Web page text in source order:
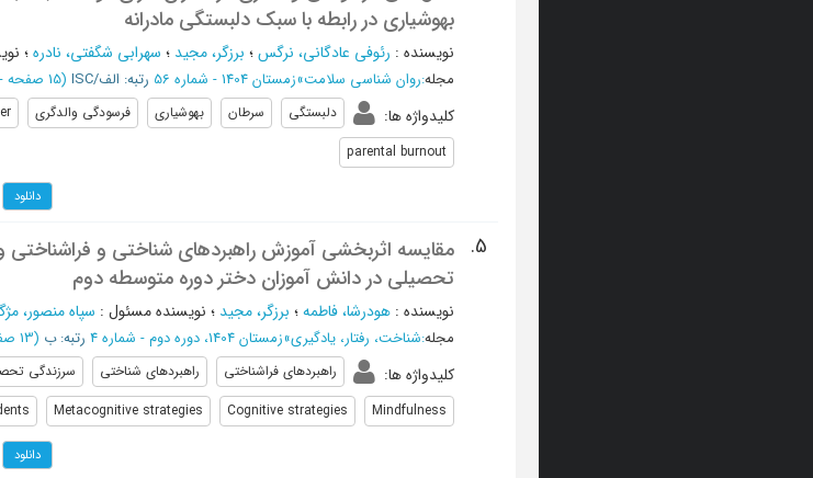
بهوشیاری در رابطه با سبک دلبستگی مادرانه
نویسنده : رئوفی عادگانی، نرگس؛ برزگر، مجید ؛ سهرابی شگفتی، نادره؛
مجله:روان شناسی سلامت»زمستان 1404 - شماره 56 رتبه: الف/ISC (‎15 صفحه -
کلیدواژه ها: دلبستگی سرطان بهوشیاری فرسودگی والدگری
parental burnout
دانلود
5.
مقایسه اثربخشی آموزش راهبردهای شناختی و
تحصیلی در دانش آموزان دختر دوره متوسطه دوم
نویسنده : هودرشا، فاطمه؛ برزگر، مجید ؛ نویسنده مسئول : سپاه منصور،
مجله:شناخت، رفتار، یادگیری»زمستان 1404، دوره دوم - شماره 4 رتبه: ب (‎13 صفحه -
کلیدواژه ها: راهبردهای فراشناختی راهبردهای شناختی سرزندگی
Mindfulness
Cognitive strategies
Metacognitive strategies
دانلود